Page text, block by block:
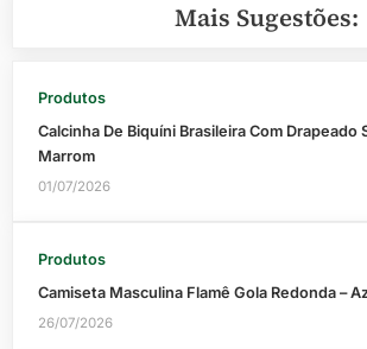
Mais Sugestões:
Produtos
Calcinha De Biquíni Brasileira Com Drapeado
Marrom
01/07/2026
Produtos
Camiseta Masculina Flamê Gola Redonda –
26/07/2026